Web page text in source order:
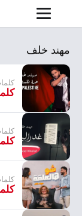
مهند خلف